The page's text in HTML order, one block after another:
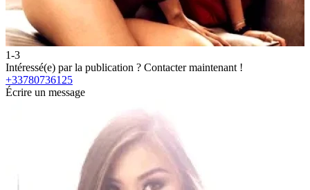
1-3
Intéressé(e) par la publication ? Contacter maintenant !
+33780736125
Écrire un message